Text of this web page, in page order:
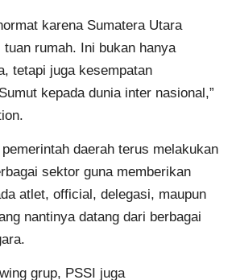
karena Sumatera Utara
rumah. Ini bukan hanya
tetapi juga kesempatan
kepada dunia inter nasional,”
daerah terus melakukan
sektor guna memberikan
atlet, official, delegasi, maupun
nantinya datang dari berbagai
grup, PSSI juga